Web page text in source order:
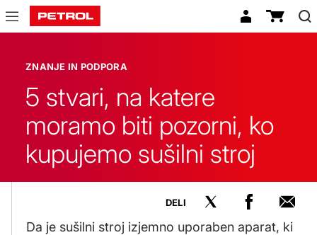
Znanje
podpora
ZNANJE IN PODPORA
5 stvari, na katere
moramo biti pozorni, ko
kupujemo sušilni stroj
Da je sušilni stroj izjemno uporaben aparat, ki
DELI